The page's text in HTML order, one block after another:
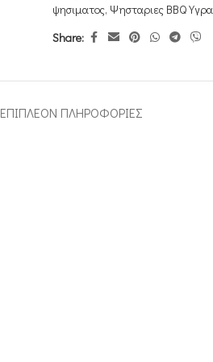
ψησιματος, Ψησταριες BBQ
Share:
ΕΠΙΠΛΈΟΝ ΠΛΗΡΟΦΟΡΊΕΣ